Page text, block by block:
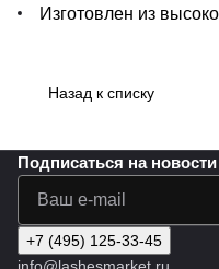
Изготовлен из
Назад к списку
Подписаться на
+7 (495) 125-33-45